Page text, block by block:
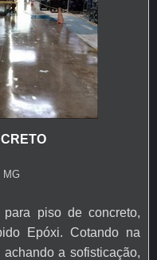
MG
piso de concreto,
Epóxi. Cotando na
a sofisticação,